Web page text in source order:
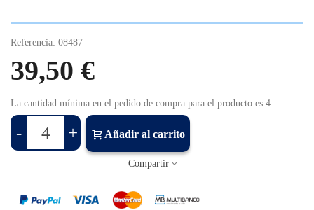
Referencia: 08487
39,50 €
La cantidad mínima en el pedido de compra para el producto es 4.
- + Añadir al carrito
Compartir